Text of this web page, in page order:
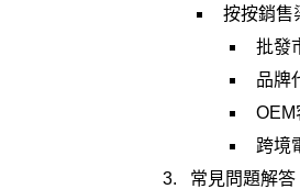
按按銷售
批發
品牌
OEM
跨境
常見問題解答